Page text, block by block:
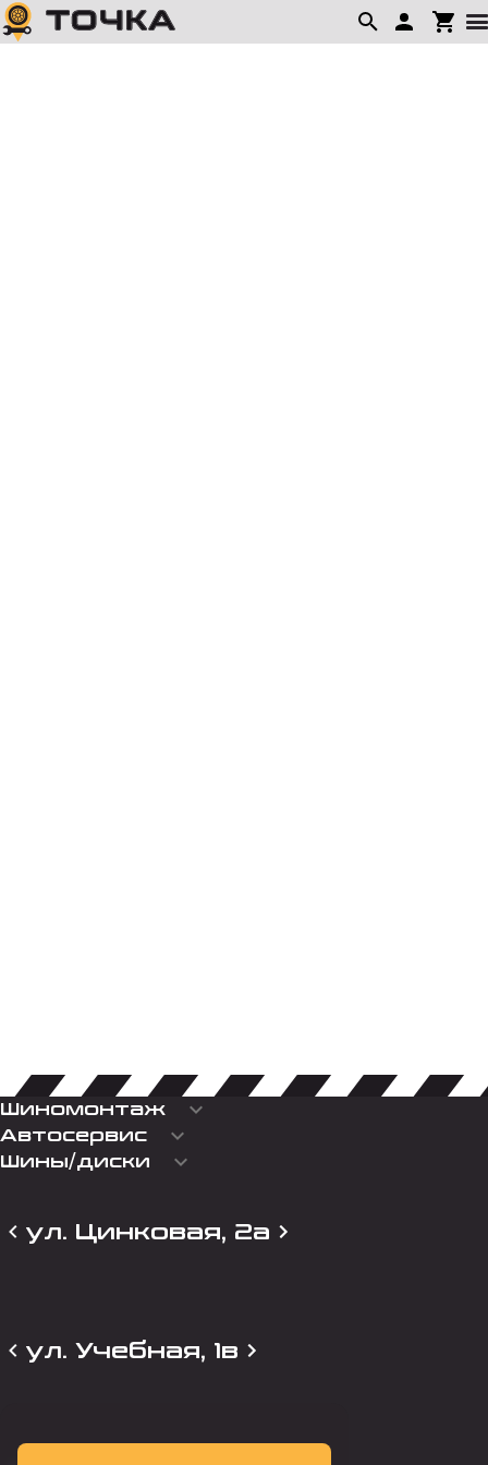
Шиномонтаж keyboard_arrow_down
Автосервис keyboard_arrow_down
Шины/диски keyboard_arrow_down
ул. Цинковая, 2а
ул. Учебная, 1в